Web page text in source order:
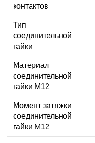
контактов
Тип
соединительной
гайки
Материал
соединительной
гайки M12
Момент затяжки
соединительной
гайки M12